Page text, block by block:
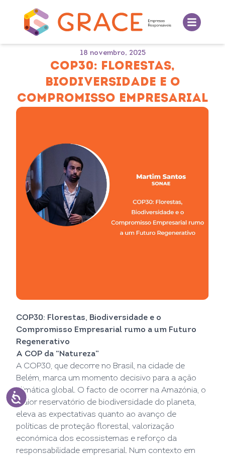
18 novembro, 2025
COP30: FLORESTAS,
BIODIVERSIDADE E O
COMPROMISSO EMPRESARIAL
COP30: Florestas, Biodiversidade e o
Compromisso Empresarial rumo a um Futuro
Regenerativo
A COP da “Natureza”
A COP30, que decorre no Brasil, na cidade de
Belém, marca um momento decisivo para a ação
climática global. O facto de ocorrer na Amazónia, o
maior reservatório de biodiversidade do planeta,
eleva as expectativas quanto ao avanço de
políticas de proteção florestal, valorização
económica dos ecossistemas e reforço da
responsabilidade empresarial. Num contexto em